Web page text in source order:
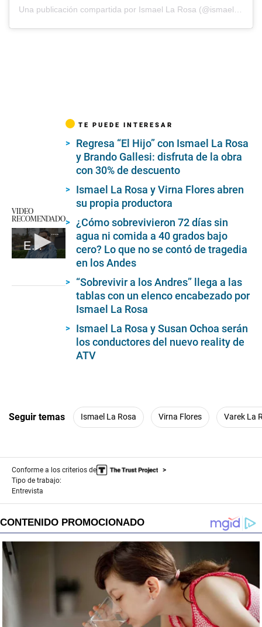
VIDEO
RECOMENDADO
EC - Giovanni Ciccia
TE PUEDE INTERESAR
Regresa “El Hijo” con Ismael La Rosa
y Brando Gallesi: disfruta de la obra
con 30% de descuento
Ismael La Rosa y Virna Flores abren
su propia productora
¿Cómo sobrevivieron 72 días sin
agua ni comida a 40 grados bajo
cero? Lo que no se contó de tragedia
en los Andes
“Sobrevivir a los Andres” llega a las
tablas con un elenco encabezado por
Ismael La Rosa
Ismael La Rosa y Susan Ochoa serán
los conductores del nuevo reality de
ATV
Seguir temas Ismael La Rosa Virna Flores Varek La
Conforme a los criterios de
Tipo de trabajo:
Entrevista